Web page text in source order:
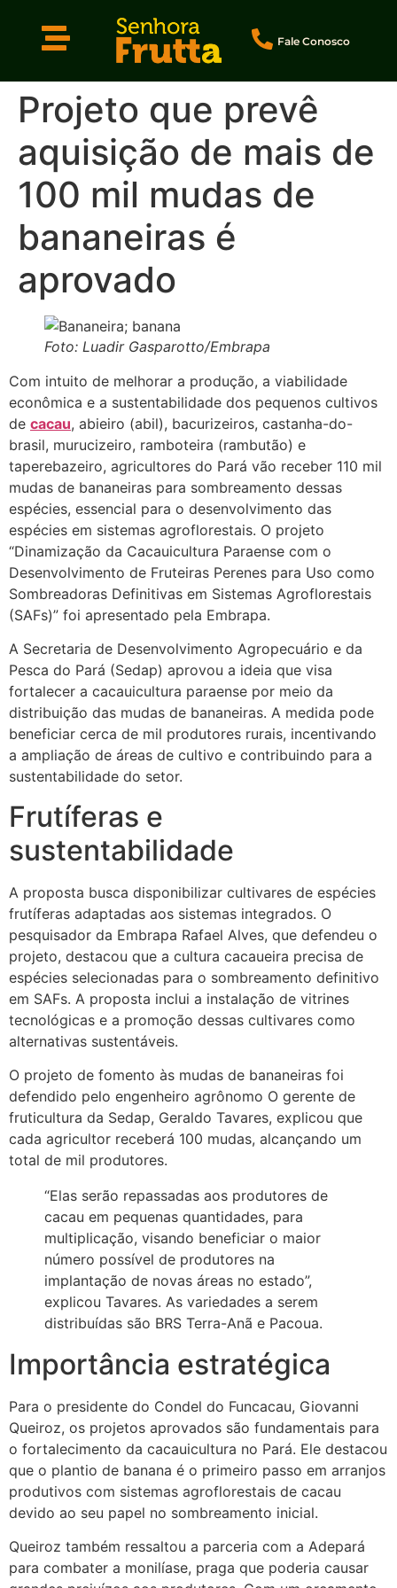
Fale Conosco
Projeto que prevê
aquisição de mais de
100 mil mudas de
bananeiras é
aprovado
Foto: Luadir Gasparotto/Embrapa
Com intuito de melhorar a produção, a viabilidade
econômica e a sustentabilidade dos pequenos cultivos
de cacau, abieiro (abil), bacurizeiros, castanha-do-
brasil, murucizeiro, ramboteira (rambutão) e
taperebazeiro, agricultores do Pará vão receber 110 mil
mudas de bananeiras para sombreamento dessas
espécies, essencial para o desenvolvimento das
espécies em sistemas agroflorestais. O projeto
“Dinamização da Cacauicultura Paraense com o
Desenvolvimento de Fruteiras Perenes para Uso como
Sombreadoras Definitivas em Sistemas Agroflorestais
(SAFs)” foi apresentado pela Embrapa.
A Secretaria de Desenvolvimento Agropecuário e da
Pesca do Pará (Sedap) aprovou a ideia que visa
fortalecer a cacauicultura paraense por meio da
distribuição das mudas de bananeiras. A medida pode
beneficiar cerca de mil produtores rurais, incentivando
a ampliação de áreas de cultivo e contribuindo para a
sustentabilidade do setor.
Frutíferas e
sustentabilidade
A proposta busca disponibilizar cultivares de espécies
frutíferas adaptadas aos sistemas integrados. O
pesquisador da Embrapa Rafael Alves, que defendeu o
projeto, destacou que a cultura cacaueira precisa de
espécies selecionadas para o sombreamento definitivo
em SAFs. A proposta inclui a instalação de vitrines
tecnológicas e a promoção dessas cultivares como
alternativas sustentáveis.
O projeto de fomento às mudas de bananeiras foi
defendido pelo engenheiro agrônomo O gerente de
fruticultura da Sedap, Geraldo Tavares, explicou que
cada agricultor receberá 100 mudas, alcançando um
total de mil produtores.
“Elas serão repassadas aos produtores de
cacau em pequenas quantidades, para
multiplicação, visando beneficiar o maior
número possível de produtores na
implantação de novas áreas no estado”,
explicou Tavares. As variedades a serem
distribuídas são BRS Terra-Anã e Pacoua.
Importância estratégica
Para o presidente do Condel do Funcacau, Giovanni
Queiroz, os projetos aprovados são fundamentais para
o fortalecimento da cacauicultura no Pará. Ele destacou
que o plantio de banana é o primeiro passo em arranjos
produtivos com sistemas agroflorestais de cacau
devido ao seu papel no sombreamento inicial.
Queiroz também ressaltou a parceria com a Adepará
para combater a monilíase, praga que poderia causar